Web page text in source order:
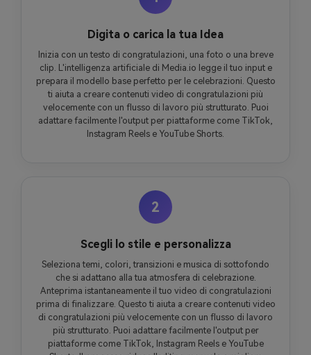
Digita o carica la tua Idea
Inizia con un testo di congratulazioni, una foto o una breve
clip. L'intelligenza artificiale di Media.io legge il tuo input e
prepara il modello base perfetto per le celebrazioni. Questo
ti aiuta a creare contenuti video di congratulazioni più
velocemente con un flusso di lavoro più strutturato. Puoi
adattare facilmente l'output per piattaforme come TikTok,
Instagram Reels e YouTube Shorts.
2
Scegli lo stile e personalizza
Seleziona temi, colori, transizioni e musica di sottofondo
che si adattano alla tua atmosfera di celebrazione.
Anteprima istantaneamente il tuo video di congratulazioni
prima di finalizzare. Questo ti aiuta a creare contenuti video
di congratulazioni più velocemente con un flusso di lavoro
più strutturato. Puoi adattare facilmente l'output per
piattaforme come TikTok, Instagram Reels e YouTube